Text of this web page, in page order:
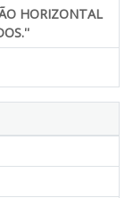
HORIZONTAL